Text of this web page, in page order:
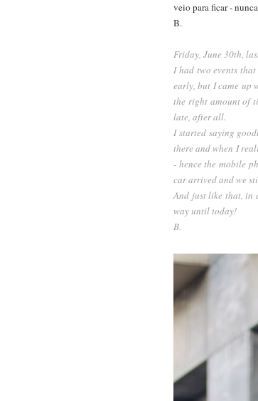
veio para ficar -
B.
Friday, June 30th,
I had two events
early, but I came up
the right amount of
late, after all.
I started saying
there and when I
- hence the mobile
car arrived and we
And just like that, in
way until today!
B.